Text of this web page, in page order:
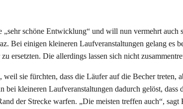
schöne Entwicklung“ und will nun vermehrt auch
Bei einigen kleineren Laufveranstaltungen gelang es
ersetzten. Die allerdings lassen sich nicht
sie fürchten, dass die Läufer auf die Becher treten,
bei kleineren Laufveranstaltungen dadurch gelöst, dass
der Strecke warfen. „Die meisten treffen auch“, sagt